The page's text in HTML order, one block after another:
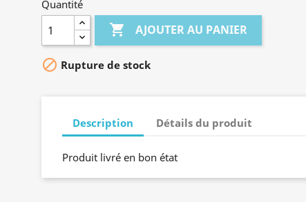
Quantité
 AJOUTER AU PANIER
 Rupture de stock
Description Détails du produit
Produit livré en bon état